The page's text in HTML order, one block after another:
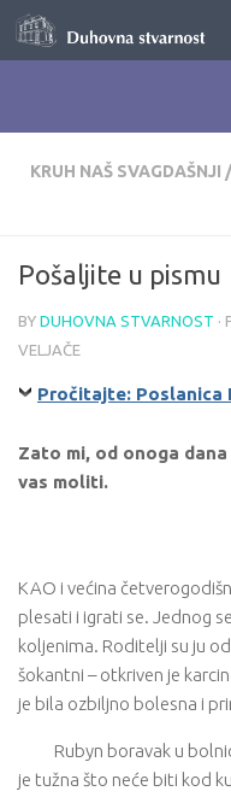
Skip to content
KRUH NAŠ SVAGDAŠNJI /
Pošaljite u pismu
BY DUHOVNA STVARNOST ·
VELJAČE
Pročitajte: Poslanica
Zato mi, od onoga
vas moliti.
KAO i većina
plesati i igrati se. Jednog
koljenima. Roditelji su ju
šokantni – otkriven je
je bila ozbiljno bolesna i
Rubyn boravak u
je tužna što neće biti kod